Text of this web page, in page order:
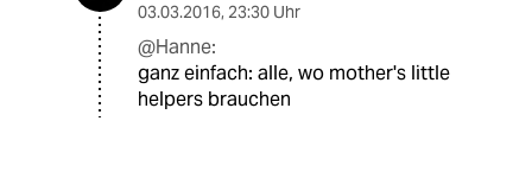
03.03.2016, 23:30 Uhr
@Hanne:
ganz einfach: alle, wo mother's little
helpers brauchen